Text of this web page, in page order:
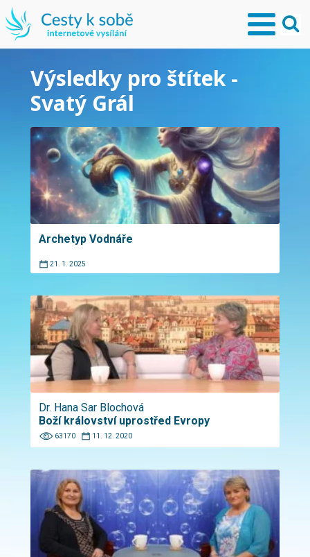
Výsledky pro štítek -
Svatý Grál
Archetyp Vodnáře
21. 1. 2025
Dr. Hana Sar Blochová
Boží království uprostřed Evropy
63170 11. 12. 2020